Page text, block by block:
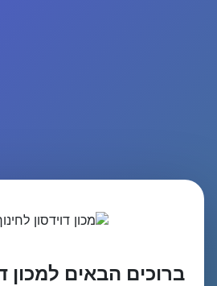
ברוכים הבאים למכון